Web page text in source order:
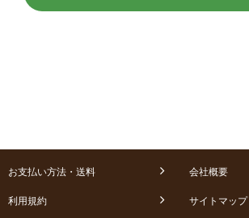
お支払い方法・送料 会社概要
利用規約 サイトマップ